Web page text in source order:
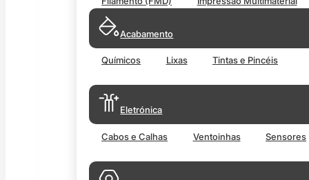
Acabamento
Químicos Lixas Tintas e Pincéis
Eletrónica
Cabos e Calhas Ventoinhas Sensores